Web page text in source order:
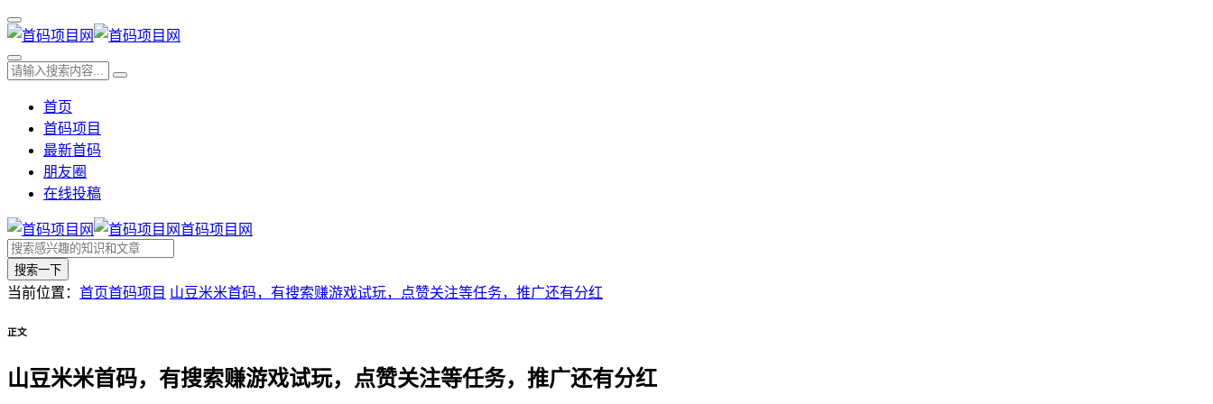
首页
首码项目
最新首码
朋友圈
在线投稿
首码项目网
搜索一下
当前位置： 首页首码项目 山豆米米首码，有搜索赚游戏试玩，点赞关注等任务，推广还有分红
正文
山豆米米首码，有搜索赚游戏试玩，点赞关注等任务，推广还有分红